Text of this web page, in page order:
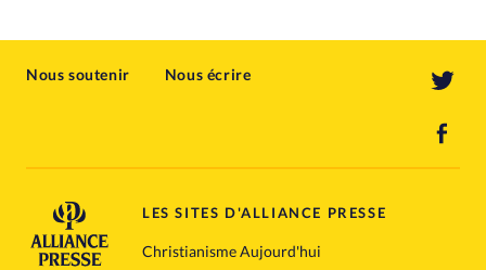
Nous soutenir Nous écrire
LES SITES D'ALLIANCE PRESSE
Christianisme Aujourd'hui